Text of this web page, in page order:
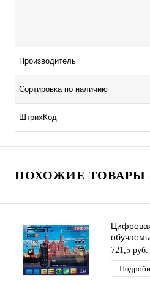
Производитель
Сортировка по наличию
ШтрихКод
ПОХОЖИЕ ТОВАРЫ
тв
721,5 руб.